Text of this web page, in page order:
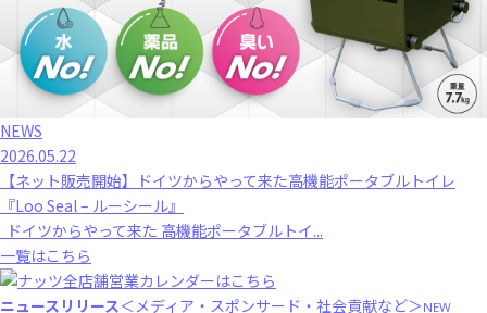
NEWS
2026.05.22
【ネット販売開始】ドイツからやって来た高機能ポータブルトイレ
『Loo Seal – ルーシール』
ドイツからやって来た 高機能ポータブルトイ...
一覧はこちら
ニュースリリース＜メディア・スポンサード・社会貢献など＞NEW